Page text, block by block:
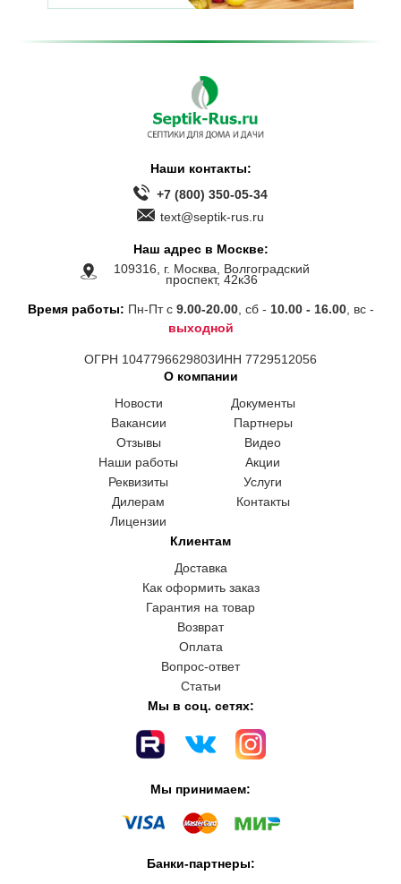
Наши контакты:
+7 (800) 350-05-34
text@septik-rus.ru
Наш адрес в Москве:
109316, г. Москва, Волгоградский
проспект, 42к36
Время работы: Пн-Пт с 9.00-20.00, сб - 10.00 - 16.00, вс -
выходной
ОГРН 1047796629803ИНН 7729512056
О компании
Новости
Документы
Вакансии
Партнеры
Отзывы
Видео
Наши работы
Акции
Реквизиты
Услуги
Дилерам
Контакты
Лицензии
Клиентам
Доставка
Как оформить заказ
Гарантия на товар
Возврат
Оплата
Вопрос-ответ
Статьи
Мы в соц. сетях:
Мы принимаем:
Банки-партнеры: